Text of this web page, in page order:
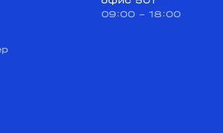
09:00 - 18:00